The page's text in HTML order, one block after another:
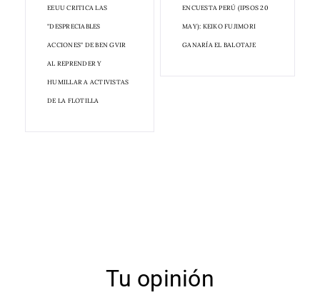
EEUU CRITICA LAS
"DESPRECIABLES
ACCIONES" DE BEN GVIR
AL REPRENDER Y
HUMILLAR A ACTIVISTAS
DE LA FLOTILLA
ENCUESTA PERÚ (IPSOS 20
MAY): KEIKO FUJIMORI
GANARÍA EL BALOTAJE
Tu opinión